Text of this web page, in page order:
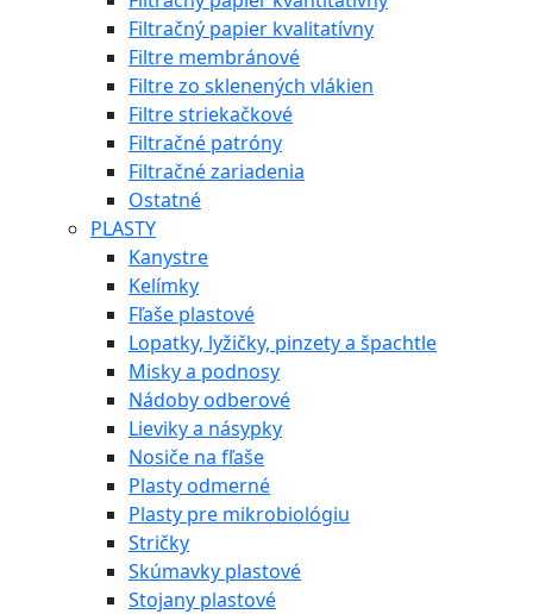
Filtračný papier kvalitatívny
Filtre membránové
Filtre zo sklenených vlákien
Filtre striekačkové
Filtračné patróny
Filtračné zariadenia
Ostatné
PLASTY
Kanystre
Kelímky
Fľaše plastové
Lopatky, lyžičky, pinzety a špachtle
Misky a podnosy
Nádoby odberové
Lieviky a násypky
Nosiče na fľaše
Plasty odmerné
Plasty pre mikrobiológiu
Stričky
Skúmavky plastové
Stojany plastové